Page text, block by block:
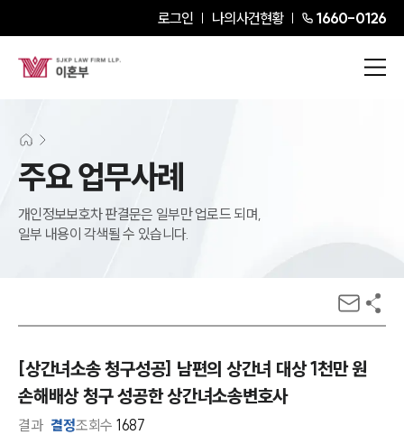
로그인 나의사건현황 1660-0126
주요 업무사례
개인정보보호차 판결문은 일부만 업로드 되며,
일부 내용이 각색될 수 있습니다.
[상간녀소송 청구성공] 남편의 상간녀 대상 1천만 원
손해배상 청구 성공한 상간녀소송변호사
결과 결정조회수 1687